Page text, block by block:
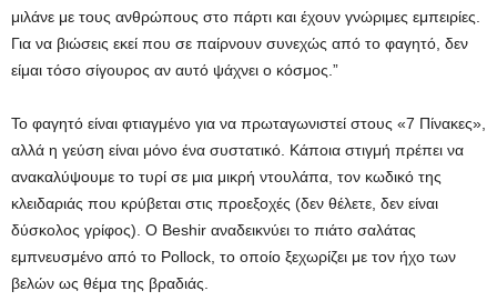
μιλάνε με τους ανθρώπους στο πάρτι και έχουν γνώριμες εμπειρίες.
Για να βιώσεις εκεί που σε παίρνουν συνεχώς από το φαγητό, δεν
είμαι τόσο σίγουρος αν αυτό ψάχνει ο κόσμος.”
Το φαγητό είναι φτιαγμένο για να πρωταγωνιστεί στους «7 Πίνακες»,
αλλά η γεύση είναι μόνο ένα συστατικό. Κάποια στιγμή πρέπει να
ανακαλύψουμε το τυρί σε μια μικρή ντουλάπα, τον κωδικό της
κλειδαριάς που κρύβεται στις προεξοχές (δεν θέλετε, δεν είναι
δύσκολος γρίφος). Ο Beshir αναδεικνύει το πιάτο σαλάτας
εμπνευσμένο από το Pollock, το οποίο ξεχωρίζει με τον ήχο των
βελών ως θέμα της βραδιάς.